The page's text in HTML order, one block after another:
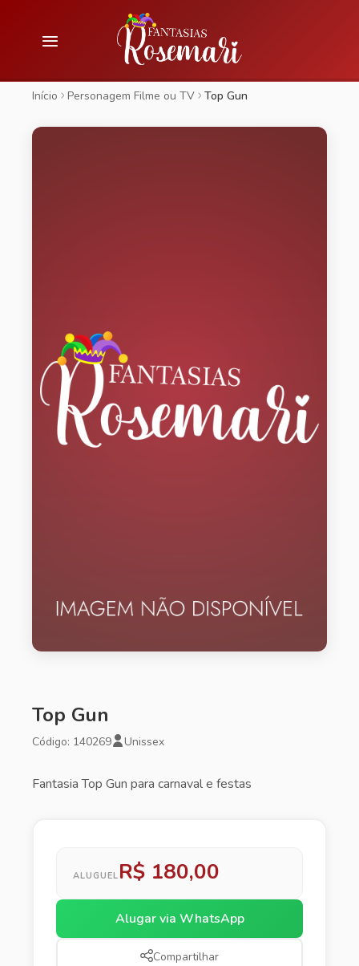
Início Personagem Filme ou TV Top Gun
Top Gun
Código: 140269 Unissex
Fantasia Top Gun para carnaval e festas
ALUGUEL R$ 180,00
Alugar via WhatsApp
Compartilhar